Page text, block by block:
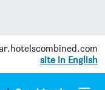
site in English